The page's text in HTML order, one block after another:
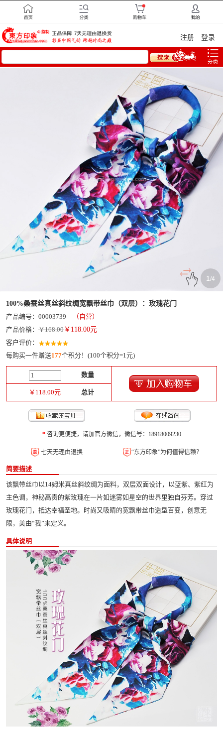
注册 登录
1 /4
100%桑蚕丝真丝斜纹绸宽飘带丝巾（双层）：玫瑰花门
产品编号：00003739
（自营）
产品价格： ￥168.00 ￥ 118.00元
客户评价：
每购买一件赠送177个积分！(100个积分=1元)
数量
￥ 118.00元 总计
*咨询更便捷，请加官方微信，微信号：18918009230
七天无理由退换 “东方印象”为何值得信赖？
简要描述
该飘带丝巾以14姆米真丝斜纹绸为面料，双层双面设计，以蓝紫、紫红为
主色调，神秘高贵的紫玫瑰在一片如迷雾如星空的世界里独自芬芳。穿过
玫瑰花门，抵达幸福圣地。时尚又吸睛的宽飘带丝巾造型百变，创意无
限，美由“我”来定义。
具体说明